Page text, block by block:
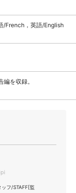
/French，英語/English
を収録。
フ/STAFF[監